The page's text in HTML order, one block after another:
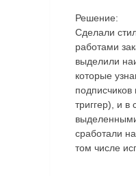
Решение:
Сделали
работами
выделили
которые
подписчиков
триггер), и в
сработали
том числе